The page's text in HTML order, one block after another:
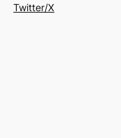
Twitter/X